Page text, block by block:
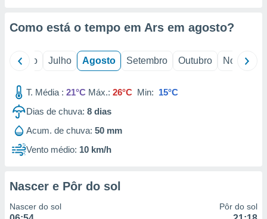
Como está o tempo em Ars em agosto?
Junho Julho Agosto Setembro Outubro Novembro
T. Média : 21°C Máx.: 26°C Min: 15°C
Dias de chuva: 8 dias
Acum. de chuva: 50 mm
Vento médio: 10 km/h
Nascer e Pôr do sol
Nascer do sol Pôr do sol